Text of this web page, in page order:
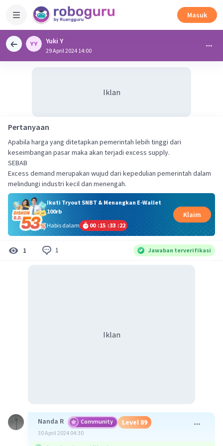
Masuk
Yuki Y
29 April 2024 14:00
Iklan
Pertanyaan
Apabila harga yang ditetapkan pemerintah lebih tinggi dari
keseimbangan pasar maka akan terjadi excess supply.
SEBAB
Excess demand merupakan wujud dari kepedulian pemerintah dalam
melindungi industri kecil dan menengah.
Ikuti Tryout SNBT & Menangkan E-Wallet
100rb
Habis dalam
00 :15 :33 :22
Klaim
1 1 Jawaban terverifikasi
Iklan
Nanda R Community Level 89
30 April 2024 04:30